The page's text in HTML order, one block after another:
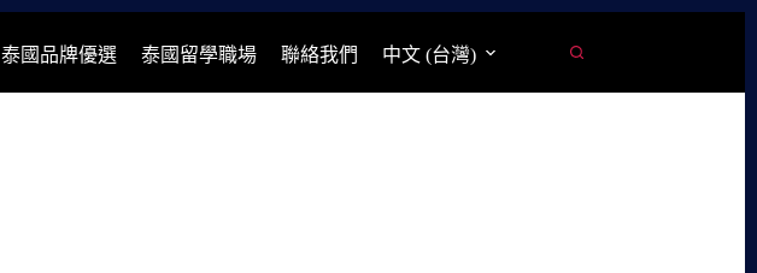
泰國品牌優選 泰國留學職場 聯絡我們 中文 (台灣)